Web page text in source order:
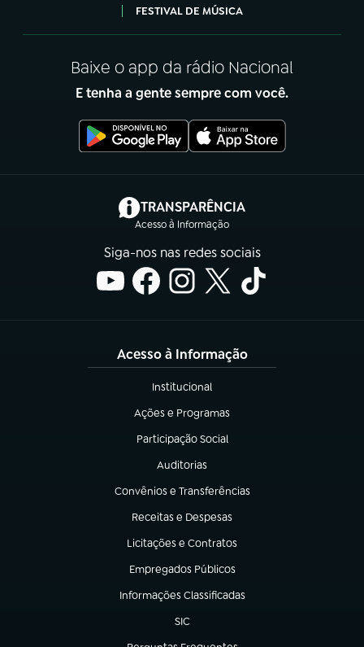
FESTIVAL DE MÚSICA
Baixe o app da rádio Nacional
E tenha a gente sempre com você.
TRANSPARÊNCIA
Acesso à Informação
(abre em nova aba)
Siga-nos nas redes sociais
Acesso à Informação
Institucional
(abre em nova aba)
Ações e Programas
(abre em nova aba)
Participação Social
(abre em nova aba)
Auditorias
(abre em nova aba)
Convênios e Transferências
(abre em nova aba)
Receitas e Despesas
(abre em nova aba)
Licitações e Contratos
(abre em nova aba)
Empregados Públicos
(abre em nova aba)
Informações Classificadas
(abre em nova aba)
SIC
(abre em nova aba)